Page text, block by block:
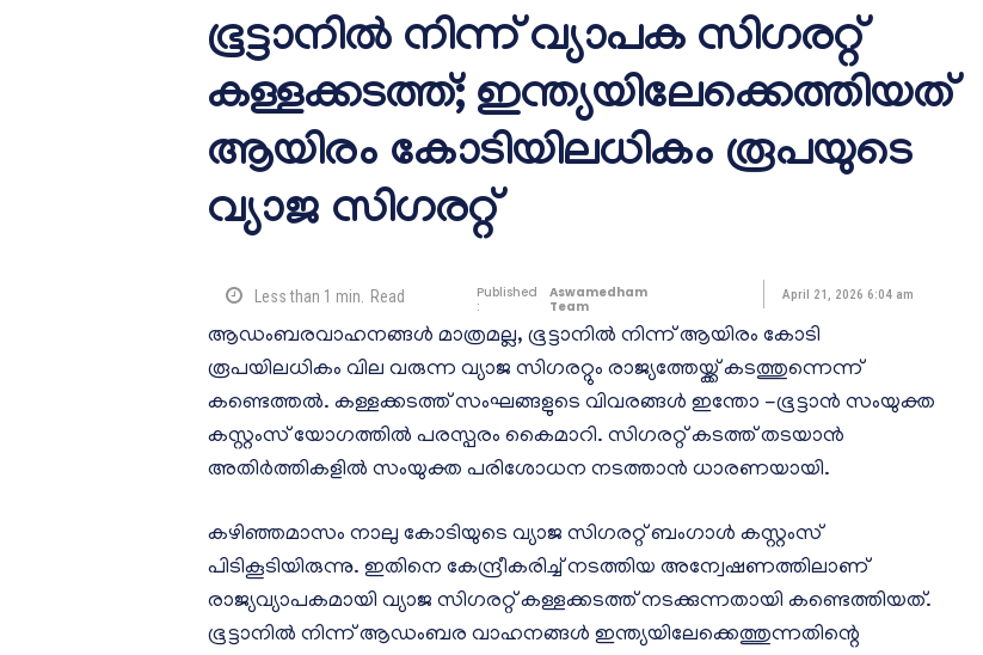
ഭൂട്ടാനിൽ നിന്ന് വ്യാപക സിഗരറ്റ്
കള്ളക്കടത്ത്; ഇന്ത്യയിലേക്കെത്തിയത്
ആയിരം കോടിയിലധികം രൂപയുടെ
വ്യാജ സിഗരറ്റ്
Less than 1 min. Read
Published
:
Aswamedham
Team
April 21, 2026 6:04 am
ആഡംബരവാഹനങ്ങൾ മാത്രമല്ല, ഭൂട്ടാനിൽ നിന്ന് ആയിരം കോടി
രൂപയിലധികം വില വരുന്ന വ്യാജ സിഗരറ്റും രാജ്യത്തേയ്ക്ക് കടത്തുന്നെന്ന്
കണ്ടെത്തൽ. കള്ളക്കടത്ത് സംഘങ്ങളുടെ വിവരങ്ങൾ ഇന്തോ -ഭൂട്ടാൻ സംയുക്ത
കസ്റ്റംസ് യോഗത്തിൽ പരസ്പരം കൈമാറി. സിഗരറ്റ് കടത്ത് തടയാൻ
അതിർത്തികളിൽ സംയുക്ത പരിശോധന നടത്താൻ ധാരണയായി.
കഴിഞ്ഞമാസം നാലു കോടിയുടെ വ്യാജ സിഗരറ്റ് ബംഗാൾ കസ്റ്റംസ്
പിടികൂടിയിരുന്നു. ഇതിനെ കേന്ദ്രീകരിച്ച് നടത്തിയ അന്വേഷണത്തിലാണ്
രാജ്യവ്യാപകമായി വ്യാജ സി​ഗരറ്റ് കള്ളക്കടത്ത് നടക്കുന്നതായി കണ്ടെത്തിയത്.
ഭൂട്ടാനിൽ‌ നിന്ന് ആഡംബര വാഹനങ്ങൾ ഇന്ത്യയിലേക്കെത്തുന്നതിന്റെ